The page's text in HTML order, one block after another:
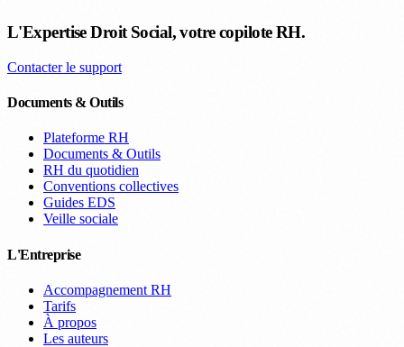
L'Expertise Droit Social, votre copilote RH.
Contacter le support
Documents & Outils
Plateforme RH
Documents & Outils
RH du quotidien
Conventions collectives
Guides EDS
Veille sociale
L'Entreprise
Accompagnement RH
Tarifs
À propos
Les auteurs